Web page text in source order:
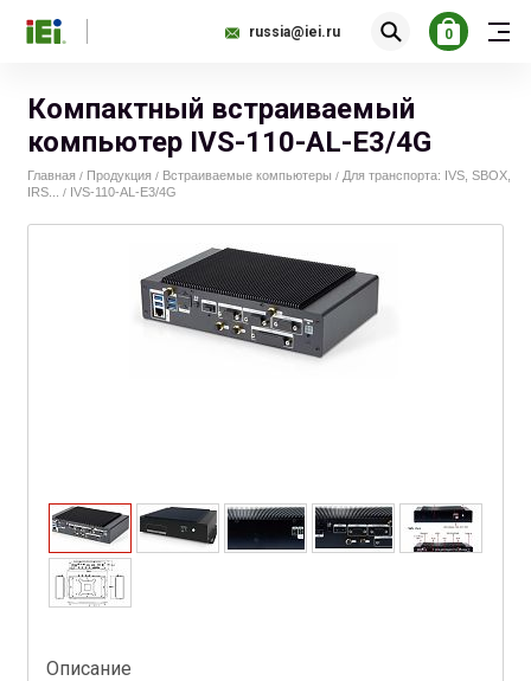
russia@iei.ru 0
Компактный встраиваемый
компьютер IVS-110-AL-E3/4G
Главная / Продукция / Встраиваемые компьютеры / Для транспорта: IVS, SBOX,
IRS...
/ IVS-110-AL-E3/4G
Описание